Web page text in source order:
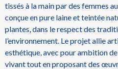
tissés à la main par des femmes
conçue en pure laine et teintée
plantes, dans le respect des
l’environnement. Le projet allie
esthétique, avec pour ambition
vivant tout en proposant des